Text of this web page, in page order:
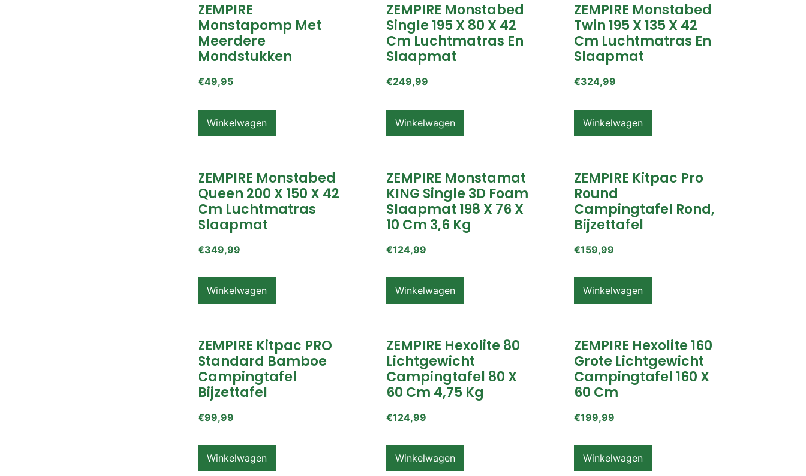
ZEMPIRE
Monstapomp Met
Meerdere
Mondstukken
€49,95
Winkelwagen
ZEMPIRE Monstabed
Single 195 X 80 X 42
Cm Luchtmatras En
Slaapmat
€249,99
Winkelwagen
ZEMPIRE Monstabed
Twin 195 X 135 X 42
Cm Luchtmatras En
Slaapmat
€324,99
Winkelwagen
ZEMPIRE Monstabed
Queen 200 X 150 X 42
Cm Luchtmatras
Slaapmat
€349,99
Winkelwagen
ZEMPIRE Monstamat
KING Single 3D Foam
Slaapmat 198 X 76 X
10 Cm 3,6 Kg
€124,99
Winkelwagen
ZEMPIRE Kitpac Pro
Round
Campingtafel Rond,
Bijzettafel
€159,99
Winkelwagen
ZEMPIRE Kitpac PRO
Standard Bamboe
Campingtafel
Bijzettafel
€99,99
Winkelwagen
ZEMPIRE Hexolite 80
Lichtgewicht
Campingtafel 80 X
60 Cm 4,75 Kg
€124,99
Winkelwagen
ZEMPIRE Hexolite 160
Grote Lichtgewicht
Campingtafel 160 X
60 Cm
€199,99
Winkelwagen